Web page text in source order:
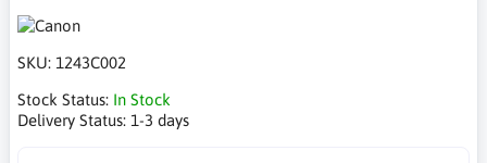
SKU: 1243C002
Stock Status: In Stock
Delivery Status: 1-3 days